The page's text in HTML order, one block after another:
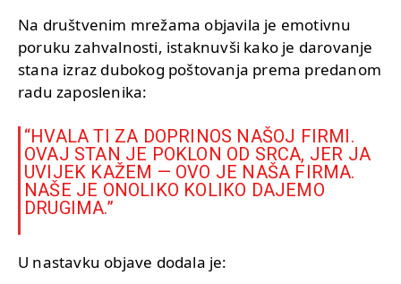
Na društvenim mrežama objavila je emotivnu
poruku zahvalnosti, istaknuvši kako je darovanje
stana izraz dubokog poštovanja prema predanom
radu zaposlenika:
“HVALA TI ZA DOPRINOS NAŠOJ FIRMI.
OVAJ STAN JE POKLON OD SRCA, JER JA
UVIJEK KAŽEM — OVO JE NAŠA FIRMA.
NAŠE JE ONOLIKO KOLIKO DAJEMO
DRUGIMA.”
U nastavku objave dodala je: